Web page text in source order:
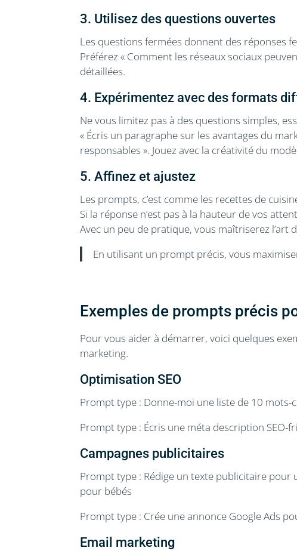
3. Utilisez des questions ouvertes
Les questions fermées donnent des réponses
Préférez « Comment les réseaux sociaux
détaillées.
4. Expérimentez avec des formats
Ne vous limitez pas à des questions simples,
« Écris un paragraphe sur les avantages du
responsables ». Jouez avec la créativité du
5. Affinez et ajustez
Les prompts, c’est comme les recettes de
Si la réponse n’est pas à la hauteur de vos
Avec un peu de pratique, vous maîtriserez l’art
En utilisant un prompt précis, vous
Exemples de prompts précis
Pour vous aider à démarrer, voici quelques
marketing.
Optimisation SEO
Prompt type : Donne-moi une liste de 10
Prompt type : Écris une méta description SEO-
Campagnes publicitaires
Prompt type : Rédige un texte publicitaire
pour bébés
Prompt type : Crée une annonce Google Ads
Email marketing